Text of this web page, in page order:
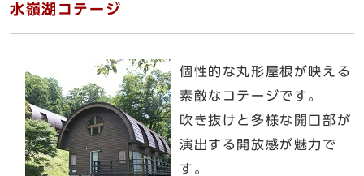
水嶺湖コテージ
個性的な丸形屋根が映える
素敵なコテージです。
吹き抜けと多様な開口部が
演出する開放感が魅力で
す。